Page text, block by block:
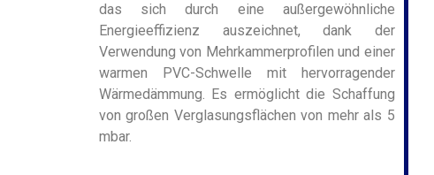
das sich durch eine außergewöhnliche
Energieeffizienz auszeichnet, dank der
Verwendung von Mehrkammerprofilen und einer
warmen PVC-Schwelle mit hervorragender
Wärmedämmung. Es ermöglicht die Schaffung
von großen Verglasungsflächen von mehr als 5
mbar.